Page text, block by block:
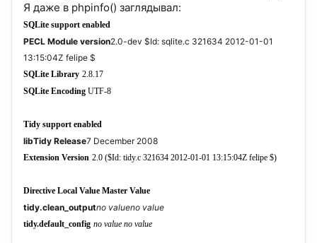
Я даже в phpinfo() заглядывал:
SQLite support enabled
PECL Module version2.0-dev $Id: sqlite.c 321634 2012-01-01
13:15:04Z felipe $
SQLite Library 2.8.17
SQLite Encoding UTF-8
Tidy support enabled
libTidy Release7 December 2008
Extension Version 2.0 ($Id: tidy.c 321634 2012-01-01 13:15:04Z felipe $)
Directive Local Value Master Value
tidy.clean_outputno valueno value
tidy.default_config no value no value